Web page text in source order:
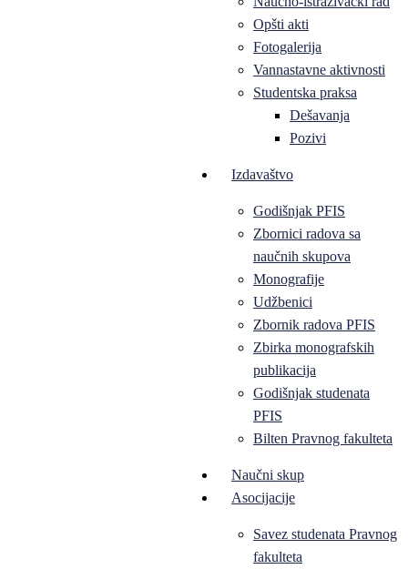
Opšti akti
Fotogalerija
Vannastavne aktivnosti
Studentska praksa
Dešavanja
Pozivi
Izdavaštvo
Godišnjak PFIS
Zbornici radova sa
naučnih skupova
Monografije
Udžbenici
Zbornik radova PFIS
Zbirka monografskih
publikacija
Godišnjak studenata
PFIS
Bilten Pravnog fakulteta
Naučni skup
Asocijacije
Savez studenata Pravnog
fakulteta